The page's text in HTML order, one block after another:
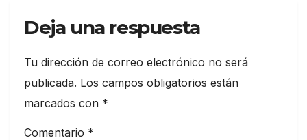
Deja una respuesta
Tu dirección de correo electrónico no será
publicada. Los campos obligatorios están
marcados con *
Comentario *